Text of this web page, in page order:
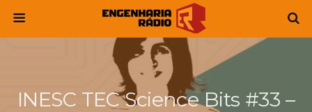
INESC TEC Science Bits #33 –